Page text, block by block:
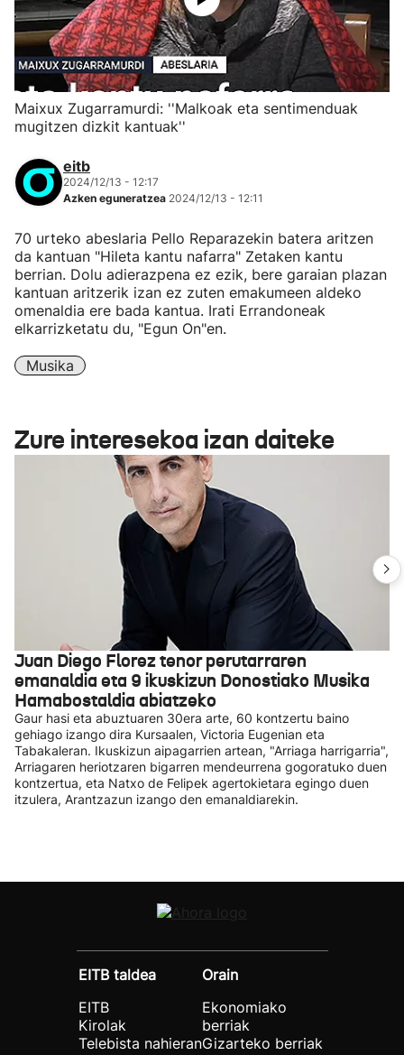
Maixux Zugarramurdi: ''Malkoak eta sentimenduak
mugitzen dizkit kantuak''
eitb
2024/12/13 - 12:17
Azken eguneratzea 2024/12/13 - 12:11
70 urteko abeslaria Pello Reparazekin batera aritzen
da kantuan "Hileta kantu nafarra" Zetaken kantu
berrian. Dolu adierazpena ez ezik, bere garaian plazan
kantuan aritzerik izan ez zuten emakumeen aldeko
omenaldia ere bada kantua. Irati Errandoneak
elkarrizketatu du, "Egun On"en.
Musika
Zure interesekoa izan daiteke
Juan Diego Florez tenor perutarraren
emanaldia eta 9 ikuskizun Donostiako Musika
Hamabostaldia abiatzeko
Gaur hasi eta abuztuaren 30era arte, 60 kontzertu baino
gehiago izango dira Kursaalen, Victoria Eugenian eta
Tabakaleran. Ikuskizun aipagarrien artean, "Arriaga harrigarria",
Arriagaren heriotzaren bigarren mendeurrena gogoratuko duen
kontzertua, eta Natxo de Felipek agertokietara egingo duen
itzulera, Arantzazun izango den emanaldiarekin.
EITB taldea
EITB
Kirolak
Telebista nahieran
Orain
Ekonomiako
berriak
Gizarteko berriak